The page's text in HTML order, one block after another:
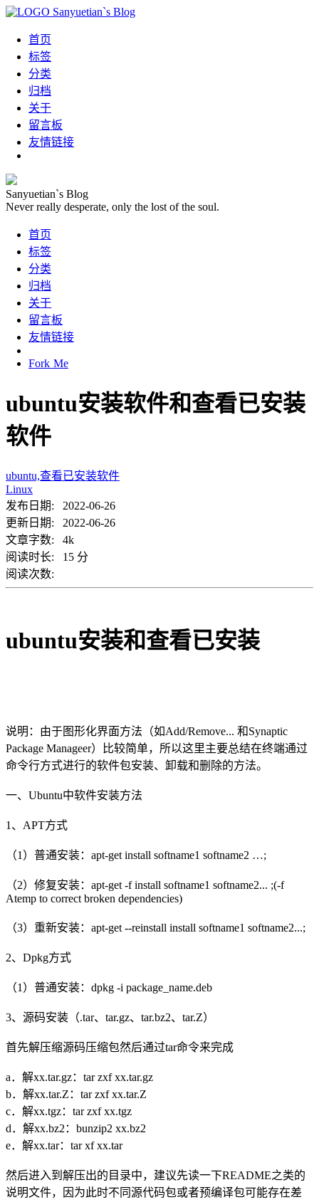
Sanyuetian`s Blog
首页
标签
分类
归档
关于
留言板
友情链接
Sanyuetian`s Blog
Never really desperate, only the lost of the soul.
首页
标签
分类
归档
关于
留言板
友情链接
Fork Me
ubuntu安装软件和查看已安装
软件
ubuntu,查看已安装软件
Linux
发布日期: 2022-06-26
更新日期: 2022-06-26
文章字数: 4k
阅读时长: 15 分
阅读次数:
ubuntu安装和查看已安装
说明：由于图形化界面方法（如Add/Remove... 和Synaptic
Package Manageer）比较简单，所以这里主要总结在终端通过
命令行方式进行的软件包安装、卸载和删除的方法。
一、Ubuntu中软件安装方法
1、APT方式
（1）普通安装：apt-get install softname1 softname2 …;
（2）修复安装：apt-get -f install softname1 softname2... ;(-f
Atemp to correct broken dependencies)
（3）重新安装：apt-get --reinstall install softname1 softname2...;
2、Dpkg方式
（1）普通安装：dpkg -i package_name.deb
3、源码安装（.tar、tar.gz、tar.bz2、tar.Z）
首先解压缩源码压缩包然后通过tar命令来完成
a．解xx.tar.gz：tar zxf xx.tar.gz
b．解xx.tar.Z：tar zxf xx.tar.Z
c．解xx.tgz：tar zxf xx.tgz
d．解xx.bz2：bunzip2 xx.bz2
e．解xx.tar：tar xf xx.tar
然后进入到解压出的目录中，建议先读一下README之类的
说明文件，因为此时不同源代码包或者预编译包可能存在差